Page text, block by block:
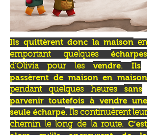
Ils quittèrent donc la maison en
emportant quelques écharpes
d’Olivia pour lesvendre. Ils
passèrent de maison en maison
pendant quelques heures sans
parvenir toutefois à vendre une
seule écharpe. Ils continuèrent leur
chemin le long de la route. C’est